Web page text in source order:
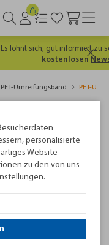
Hier geht'szum
PET-Umreifungsband
PET-
personalisierte
Website-
zu den von uns